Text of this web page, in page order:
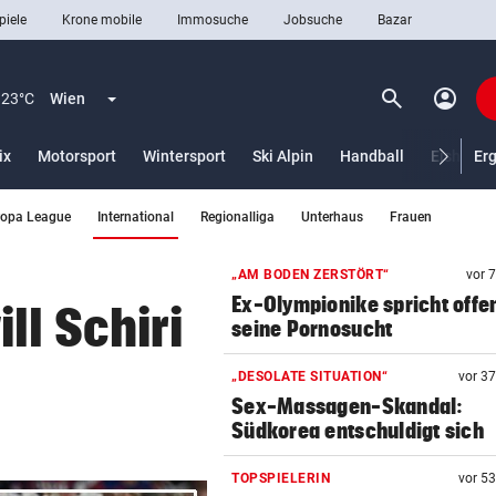
Krone mobile Immosuche Jobsuche Bazar
23°C Wien Menü aufklappen search Suchen
account_circle
Motorsport Wintersport Ski Alpin Handball
League International Regionalliga Unterhaus Frauen
Schiri
„AM BODEN ZERSTÖRT“ vor
Ex-Olympionike spricht
seine Pornosucht
„DESOLATE SITUATION“ vor
Sex-Massagen-Skandal:
Südkorea entschuldigt sich
TOPSPIELERIN vor